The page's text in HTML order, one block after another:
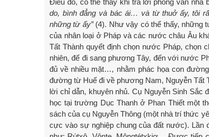
Điều đó, có thể thấy khi trả lời phỏng vấn nhà
do, bình đẳng và bác ái… và từ thuở ấy, tôi
những từ ấy”(4). Như vậy có thể thấy, những
của nhân loại ở Pháp và các nước châu Âu
Tất Thành quyết định chọn nước Pháp, chọn
nhiên, để đi sang phương Tây, đến với nước
đủ về nhiều mặt…, nhằm phác họa con
đường từ Huế đi về phương Nam, Nguyễn
lời chỉ dẫn, khuyên nhủ. Cụ Nguyễn Sinh Sắc
học tại trường Dục Thanh ở Phan Thiết một
sách của cụ Nguyễn Thông (một nhà trí thức
cực vào sự nghiệp chung của đất nước).